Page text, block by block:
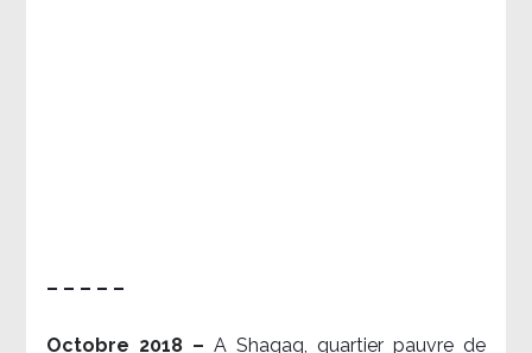
– – – – –
Octobre 2018 – A Shaqaq, quartier pauvre de